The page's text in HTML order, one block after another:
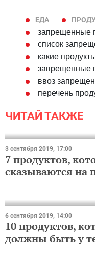
ЕДА
запрещенные
список
какие
запрещенные
ввоз
перечень
ЧИТАЙ ТАКЖЕ